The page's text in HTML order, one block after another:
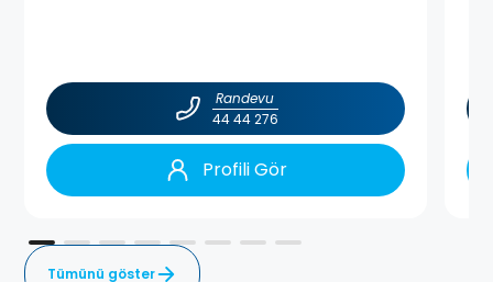
Randevu
44 44 276
Profili Gör
Tümünü göster